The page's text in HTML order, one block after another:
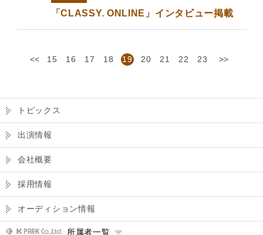
「CLASSY. ONLINE」インタビュー掲載
<< 15 16 17 18 19 20 21 22 23 >>
トピックス
出演情報
会社概要
採用情報
オーディション情報
所属者一覧